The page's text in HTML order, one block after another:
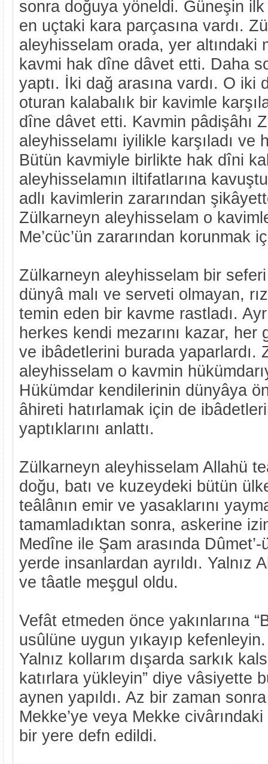
sonra doğuya yöneldi. Güneşin ilk
en uçtaki kara parçasına vardı.
aleyhisselam orada, yer altındaki
kavmi hak dîne dâvet etti. Daha
yaptı. İki dağ arasına vardı. O iki
oturan kalabalık bir kavimle
dîne dâvet etti. Kavmin pâdişâhı
aleyhisselamı iyilikle karşıladı ve
Bütün kavmiyle birlikte hak dîni
aleyhisselamın iltifatlarına
adlı kavimlerin zararından
Zülkarneyn aleyhisselam o
Me’cüc’ün zararından korunmak
Zülkarneyn aleyhisselam bir
dünyâ malı ve serveti olmayan,
temin eden bir kavme rastladı.
herkes kendi mezarını kazar, her
ve ibâdetlerini burada yaparlardı.
aleyhisselam o kavmin
Hükümdar kendilerinin dünyâya
âhireti hatırlamak için de
yaptıklarını anlattı.
Zülkarneyn aleyhisselam Allahü
doğu, batı ve kuzeydeki bütün
teâlânın emir ve yasaklarını
tamamladıktan sonra, askerine
Medîne ile Şam arasında
yerde insanlardan ayrıldı. Yalnız
ve tâatle meşgul oldu.
Vefât etmeden önce yakınlarına
usûlüne uygun yıkayıp
Yalnız kollarım dışarda sarkık
katırlara yükleyin” diye vâsiyette
aynen yapıldı. Az bir zaman
Mekke’ye veya Mekke
bir yere defn edildi.